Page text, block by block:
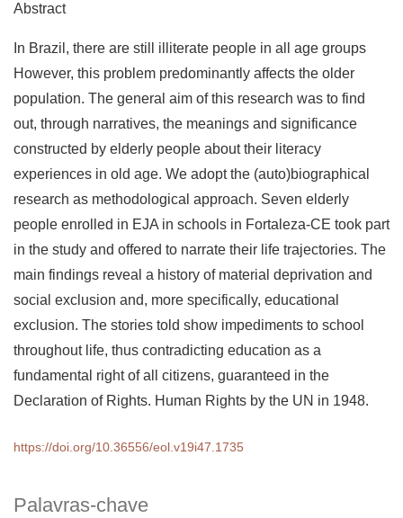
Palavras-chave
Abstract
In Brazil, there are still illiterate people in all age groups
However, this problem predominantly affects the older
population. The general aim of this research was to find
out, through narratives, the meanings and significance
constructed by elderly people about their literacy
experiences in old age. We adopt the (auto)biographical
research as methodological approach. Seven elderly
people enrolled in EJA in schools in Fortaleza-CE took part
in the study and offered to narrate their life trajectories. The
main findings reveal a history of material deprivation and
social exclusion and, more specifically, educational
exclusion. The stories told show impediments to school
throughout life, thus contradicting education as a
fundamental right of all citizens, guaranteed in the
Declaration of Rights. Human Rights by the UN in 1948.
https://doi.org/10.36556/eol.v19i47.1735